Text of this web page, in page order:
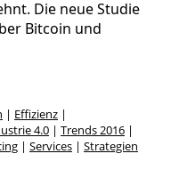
Die neue Studie
Bitcoin und
| Effizienz |
4.0 | Trends 2016 |
| Services | Strategien